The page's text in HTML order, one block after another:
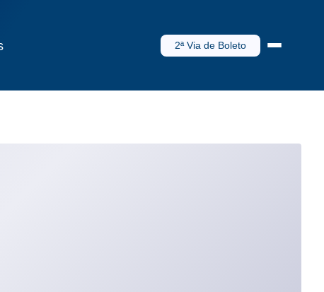
2ª Via de Boleto